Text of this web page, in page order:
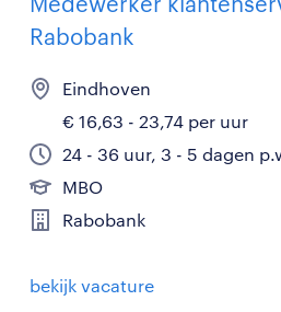
Rabobank
Eindhoven
€ 16,63 - 23,74 per uur
24 - 36 uur, 3 - 5 dagen
MBO
Rabobank
bekijk vacature